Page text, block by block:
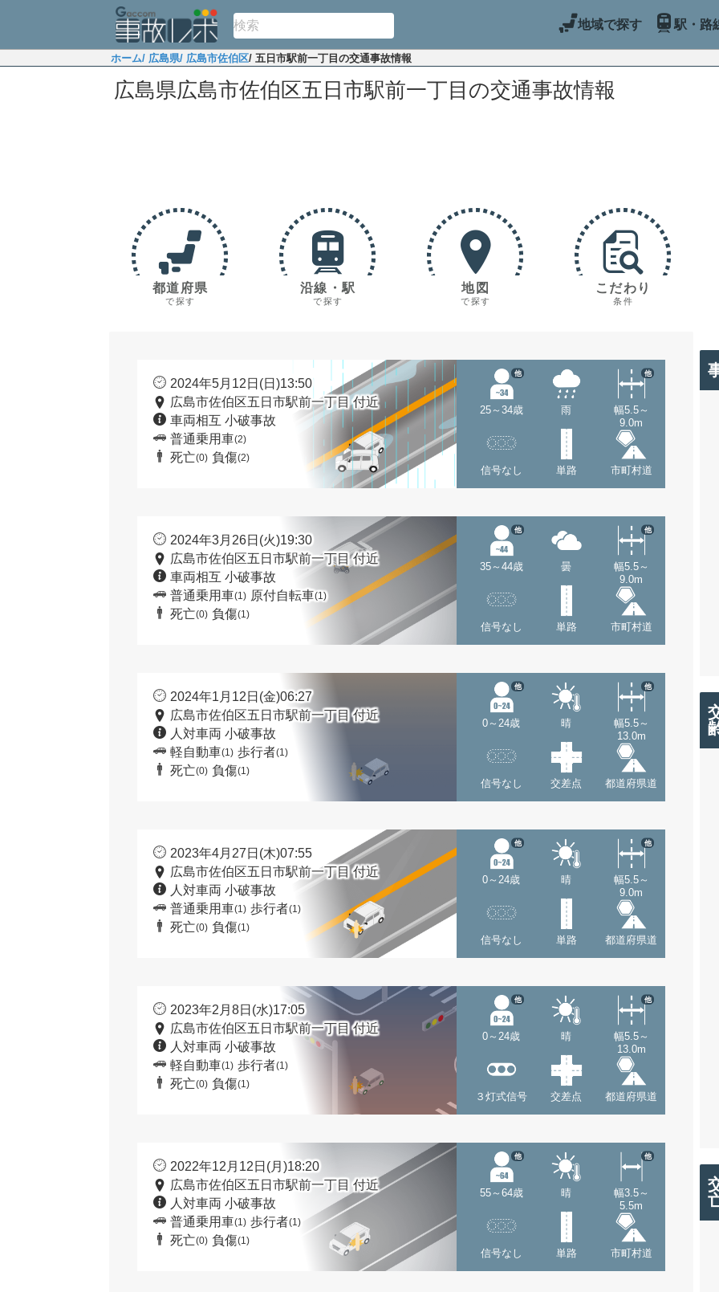
地域で探す 駅・路
ホーム/ 広島県/ 広島市佐伯区/ 五日市駅前一丁目の交通事故情報
広島県広島市佐伯区五日市駅前一丁目の交通事故情報
都道府県
で探す
沿線・駅
で探す
地図
で探す
こだわり
条件
2024年5月12日(日)13:50
広島市佐伯区五日市駅前一丁目 付近
車両相互 小破事故
普通乗用車(2)
死亡(0) 負傷(2)
25～34歳
他
雨
幅5.5～
9.0m
他
信号なし 単路 市町村道
2024年3月26日(火)19:30
広島市佐伯区五日市駅前一丁目 付近
車両相互 小破事故
普通乗用車(1) 原付自転車(1)
死亡(0) 負傷(1)
35～44歳
他
曇
幅5.5～
9.0m
他
信号なし 単路 市町村道
2024年1月12日(金)06:27
広島市佐伯区五日市駅前一丁目 付近
人対車両 小破事故
軽自動車(1) 歩行者(1)
死亡(0) 負傷(1)
0～24歳
他
晴
幅5.5～
13.0m
他
信号なし 交差点 都道府県道
2023年4月27日(木)07:55
広島市佐伯区五日市駅前一丁目 付近
人対車両 小破事故
普通乗用車(1) 歩行者(1)
死亡(0) 負傷(1)
0～24歳
他
晴
幅5.5～
9.0m
他
信号なし 単路 都道府県道
2023年2月8日(水)17:05
広島市佐伯区五日市駅前一丁目 付近
人対車両 小破事故
軽自動車(1) 歩行者(1)
死亡(0) 負傷(1)
0～24歳
他
晴
幅5.5～
13.0m
他
３灯式信号 交差点 都道府県道
2022年12月12日(月)18:20
広島市佐伯区五日市駅前一丁目 付近
人対車両 小破事故
普通乗用車(1) 歩行者(1)
死亡(0) 負傷(1)
55～64歳
他
晴
幅3.5～
5.5m
他
信号なし 単路 市町村道